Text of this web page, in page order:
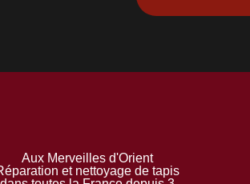
Aux Merveilles d'Orient
et nettoyage de tapis